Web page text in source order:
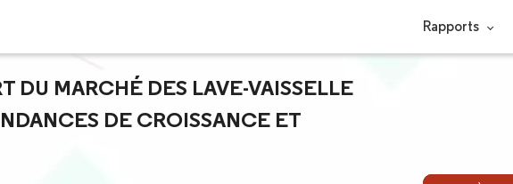
Rapports
DU MARCHÉ DES LAVE-VAISSELLE
DE CROISSANCE ET